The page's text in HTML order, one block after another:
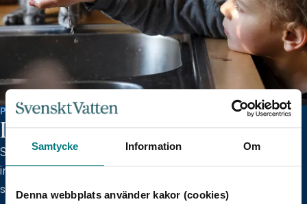
Samtycke Information Om
Denna webbplats använder kakor (cookies)
PÅ NORDISK OCH EUROPEISK NIVÅ
Internationellt arbete
Svenskt Vatten verkar på en rad fronter. Vi arbetar
internationellt på nordisk och europeisk nivå för att
stärka vattentjänstfrågornas position, deltar i det